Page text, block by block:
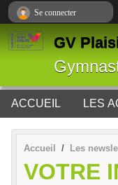
GV
ACCUEIL LES
Accueil Les
VOTRE
Se connecter
Panneau de gestion